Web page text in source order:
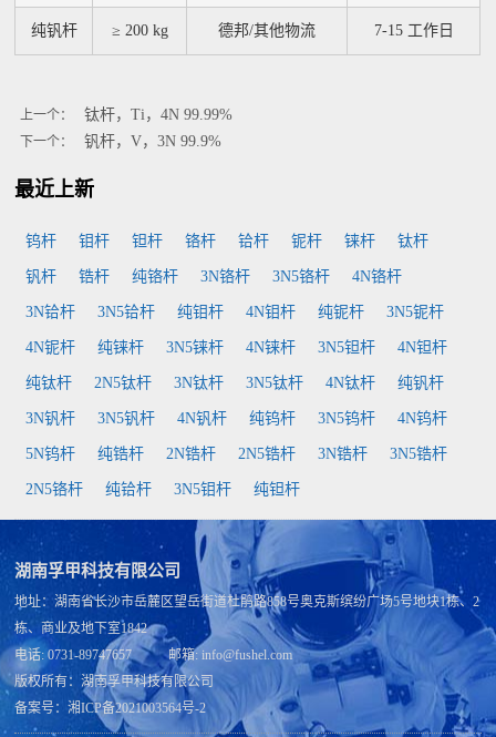
纯钒杆 ≥ 200 kg 德邦/其他物流 7-15 工作日
上一个： 钛杆，Ti，4N 99.99%
下一个： 钒杆，V，3N 99.9%
最近上新
钨杆 钼杆 钽杆 铬杆 铪杆 铌杆 铼杆 钛杆
钒杆 锆杆 纯铬杆 3N铬杆 3N5铬杆 4N铬杆
3N铪杆 3N5铪杆 纯钼杆 4N钼杆 纯铌杆 3N5铌杆
4N铌杆 纯铼杆 3N5铼杆 4N铼杆 3N5钽杆 4N钽杆
纯钛杆 2N5钛杆 3N钛杆 3N5钛杆 4N钛杆 纯钒杆
3N钒杆 3N5钒杆 4N钒杆 纯钨杆 3N5钨杆 4N钨杆
5N钨杆 纯锆杆 2N锆杆 2N5锆杆 3N锆杆 3N5锆杆
2N5铬杆 纯铪杆 3N5钼杆 纯钽杆
湖南孚甲科技有限公司
地址：湖南省长沙市岳麓区望岳街道杜鹃路858号奥克斯缤纷广场5号地块1栋、2
栋、商业及地下室1842
电话: 0731-89747657 邮箱: info@fushel.com
版权所有：湖南孚甲科技有限公司
备案号：湘ICP备2021003564号-2